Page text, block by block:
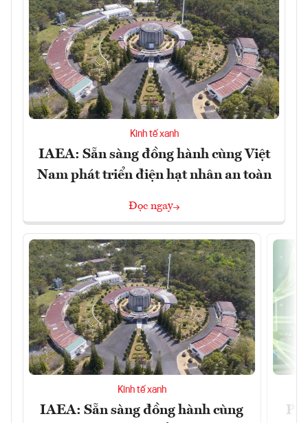
Kinh tế xanh
IAEA: Sẵn sàng đồng hành cùng Việt
Nam phát triển điện hạt nhân an toàn
Đọc ngay
Kinh tế xanh
IAEA: Sẵn sàng đồng hành cùng